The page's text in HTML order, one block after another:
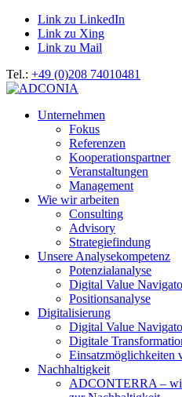
Link zu LinkedIn
Link zu Xing
Link zu Mail
Tel.: +49 (0)208 74010481
Unternehmen
Fokus
Referenzen
Kooperationspartner
Veranstaltungen
Management
Wie wir arbeiten
Consulting
Advisory
Strategiefindung
Unsere Analysekompetenz
Potenzialanalyse
Digital Value
Positionsanalyse
Digitalisierung
Digital Value
Digitale
Nachhaltigkeit
ADCONTERRA –